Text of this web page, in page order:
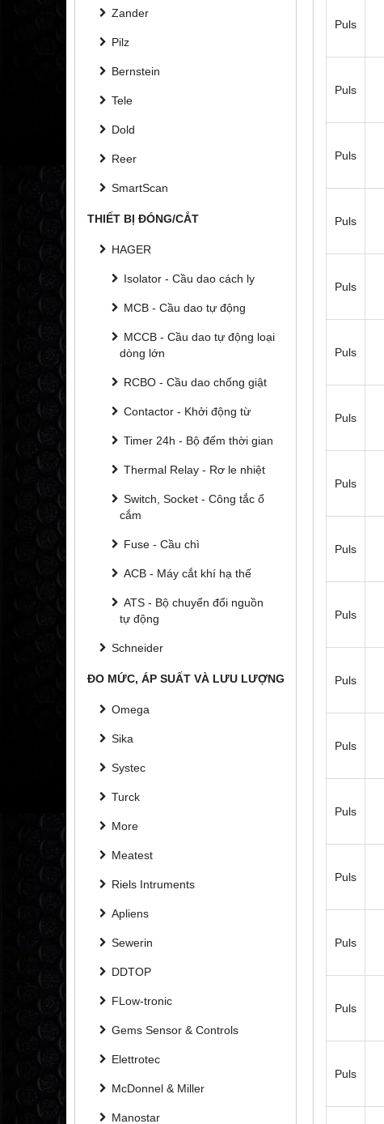
Zander
Pilz
Bernstein
Tele
Dold
Reer
SmartScan
THIẾT BỊ ĐÓNG/CẮT
HAGER
Isolator - Cầu dao cách ly
MCB - Cầu dao tự động
MCCB - Cầu dao tự động loại
dòng lớn
RCBO - Cầu dao chống giật
Contactor - Khởi động từ
Timer 24h - Bộ đếm thời gian
Thermal Relay - Rơ le nhiệt
Switch, Socket - Công tắc ổ
cắm
Fuse - Cầu chì
ACB - Máy cắt khí hạ thế
ATS - Bộ chuyển đổi nguồn
tự động
Schneider
ĐO MỨC, ÁP SUẤT VÀ LƯU LƯỢNG
Omega
Sika
Systec
Turck
More
Meatest
Riels Intruments
Apliens
Sewerin
DDTOP
FLow-tronic
Gems Sensor & Controls
Elettrotec
McDonnel & Miller
Manostar
Puls
Puls
Puls
Puls
Puls
Puls
Puls
Puls
Puls
Puls
Puls
Puls
Puls
Puls
Puls
Puls
Puls